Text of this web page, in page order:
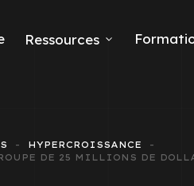
Ressources
HYPERCROISSANCE
DE 25 MILLIONS DE